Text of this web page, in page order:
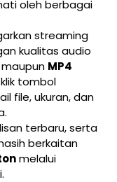
oleh berbagai
streaming
kualitas audio
maupun MP4
tombol
file, ukuran, dan
terbaru, serta
berkaitan
melalui